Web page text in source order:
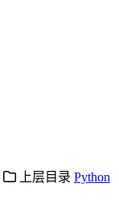
上层目录 Python